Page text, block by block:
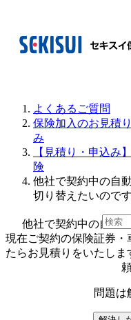
よくあるご質問
保険加入のお見積
み
【見積り・申込み
険
他社で契約中の自
切り替えたいので
他社で契約中の自動
現在ご契約の保険証券・
たらお見積りをいたし
問題は